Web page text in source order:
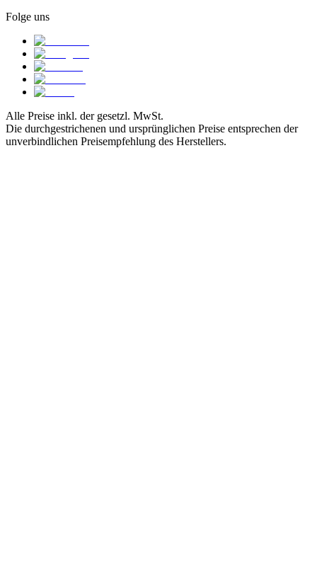
Folge uns
Alle Preise inkl. der gesetzl. MwSt.
Die durchgestrichenen und ursprünglichen Preise entsprechen der
unverbindlichen Preisempfehlung des Herstellers.